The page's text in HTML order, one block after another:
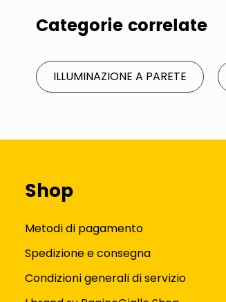
Categorie correlate
ILLUMINAZIONE A PARETE
Shop
Metodi di pagamento
Spedizione e consegna
Condizioni generali di servizio